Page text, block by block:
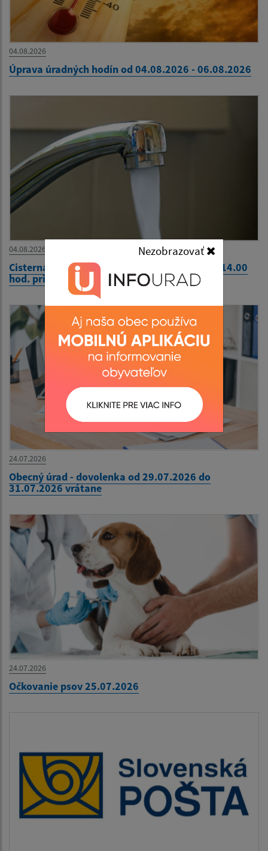
Nezobrazovať
04.08.2026
Úprava úradných hodín od 04.08.2026 - 06.08.2026
04.08.2026
Cisterna s pitnou vodou 04.08.2026 - 13.00 - 14.00
hod. pri Komunitnom centre
24.07.2026
Obecný úrad - dovolenka od 29.07.2026 do
31.07.2026 vrátane
24.07.2026
Očkovanie psov 25.07.2026